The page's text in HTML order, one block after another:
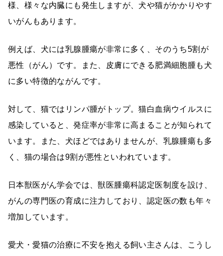
様、様々な内臓にも発生しますが、犬や猫がかかりやす
いがんもあります。
例えば、犬には乳腺腫瘍が非常に多く、そのうち5割が
悪性（がん）です。また、皮膚にできる肥満細胞腫も犬
に多い特徴的ながんです。
対して、猫ではリンパ腫がトップ。猫白血病ウイルスに
感染していると、発症率が非常に高まることが知られて
います。また、犬ほどではありませんが、乳腺腫瘍も多
く、猫の場合は9割が悪性といわれています。
日本獣医がん学会では、獣医腫瘍科認定医制度を設け、
がんの専門医の育成に注力しており、認定医の数も年々
増加しています。
愛犬・愛猫の治療に不安を抱える飼い主さんは、こうし